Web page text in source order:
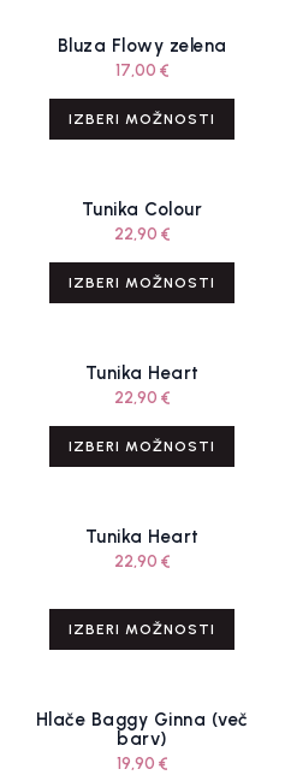
Bluza Flowy zelena
17,00 €
IZBERI MOŽNOSTI
Tunika Colour
22,90 €
IZBERI MOŽNOSTI
Tunika Heart
22,90 €
IZBERI MOŽNOSTI
Tunika Heart
22,90 €
IZBERI MOŽNOSTI
Hlače Baggy Ginna (več
barv)
19,90 €